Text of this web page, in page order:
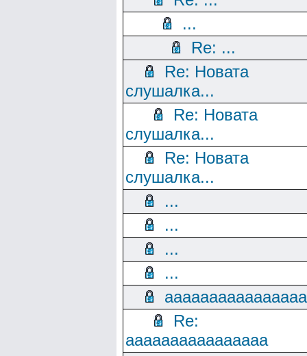
...
Re: ...
Re: Новата
слушалка...
Re: Новата
слушалка...
Re: Новата
слушалка...
...
...
...
...
aaaaaaaaaaaaaaaa
Re:
aaaaaaaaaaaaaaaa